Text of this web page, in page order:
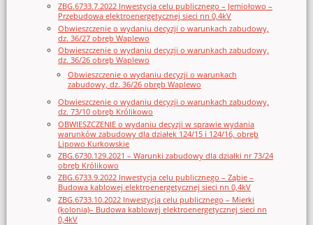
ZBG.6733.7.2022 Inwestycja celu publicznego – Jemiołowo –
Przebudowa elektroenergetycznej sieci nn 0,4kV
Obwieszczenie o wydaniu decyzji o warunkach zabudowy,
dz. 36/27 obręb Waplewo
Obwieszczenie o wydaniu decyzji o warunkach zabudowy,
dz. 36/26 obręb Waplewo
Obwieszczenie o wydaniu decyzji o warunkach
zabudowy, dz. 36/26 obręb Waplewo
Obwieszczenie o wydaniu decyzji o warunkach zabudowy,
dz. 73/10 obręb Królikowo
OBWIESZCZENIE o wydaniu decyzji w sprawie wydania
warunków zabudowy dla działek 124/15 i 124/16, obręb
Lipowo Kurkowskie
ZBG.6730.129.2021 – Warunki zabudowy dla działki nr 73/24
obręb Królikowo
ZBG.6733.9.2022 Inwestycja celu publicznego – Ząbie –
Budowa kablowej elektroenergetycznej sieci nn 0,4kV
ZBG.6733.10.2022 Inwestycja celu publicznego – Mierki
(kolonia)– Budowa kablowej elektroenergetycznej sieci nn
0,4kV